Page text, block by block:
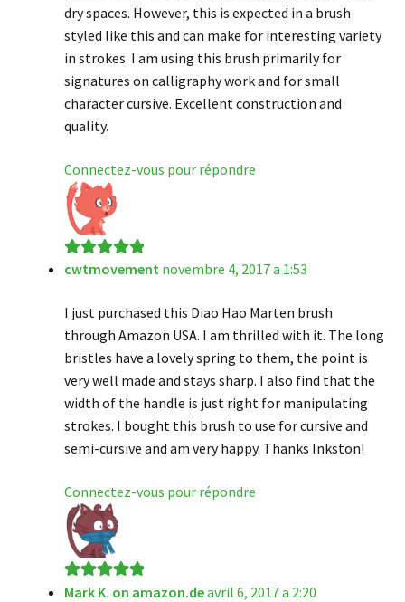
dry spaces. However, this is expected in a brush
styled like this and can make for interesting variety
in strokes. I am using this brush primarily for
signatures on calligraphy work and for small
character cursive. Excellent construction and
quality.
Connectez-vous pour répondre
Note5sur 5
cwtmovement novembre 4, 2017 a 1:53
I just purchased this Diao Hao Marten brush
through Amazon USA. I am thrilled with it. The long
bristles have a lovely spring to them, the point is
very well made and stays sharp. I also find that the
width of the handle is just right for manipulating
strokes. I bought this brush to use for cursive and
semi-cursive and am very happy. Thanks Inkston!
Connectez-vous pour répondre
Note 5sur 5
Mark K. on amazon.deavril 6, 2017 a 2:20